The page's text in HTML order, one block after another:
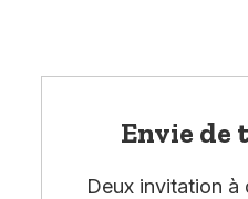
Envie de
Deux invitation à